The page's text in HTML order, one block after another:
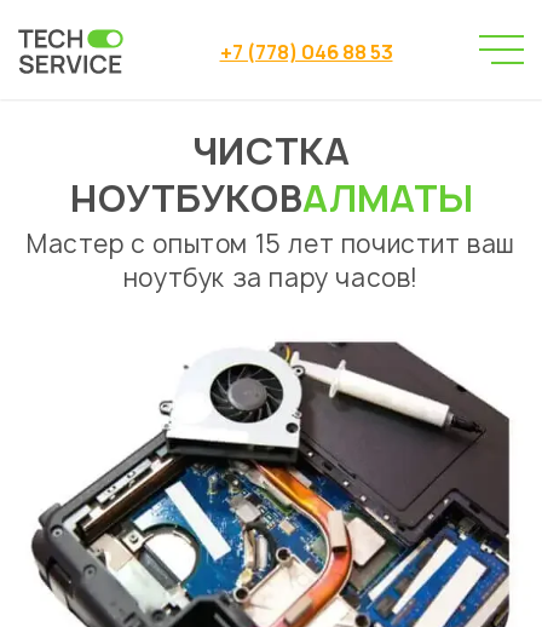
+7 (778) 046 88 53
Сервисный центр → Ремонт ноутбуков
Чистка ноутбуков
ЧИСТКА
НОУТБУКОВАЛМАТЫ
Мастер с опытом 15 лет почистит ваш
ноутбук за пару часов!